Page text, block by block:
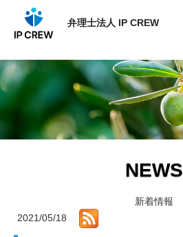
弁理士法人 IP CREW
NEWS
新着情報
2021/05/18